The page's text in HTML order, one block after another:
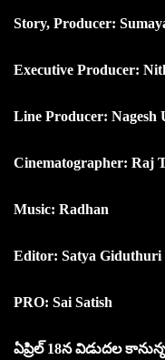
Story, Producer:
Executive Producer:
Line Producer: Nagesh
Cinematographer: Raj
Music: Radhan
Editor: Satya Giduthuri
PRO: Sai Satish
ఏప్రిల్ 18న విడుదల